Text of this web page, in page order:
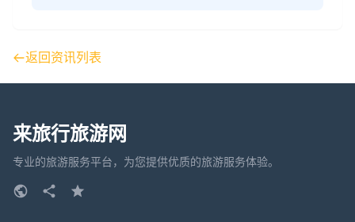
返回资讯列表
来旅行旅游网
专业的旅游服务平台，为您提供优质的旅游服务体验。